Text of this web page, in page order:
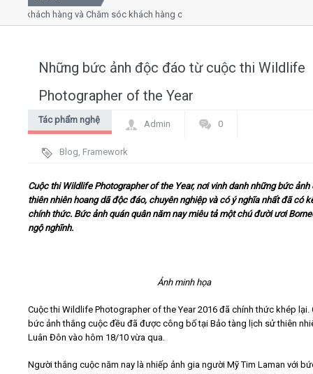
Close
Home
Video
Kiến thức
Tìm kiếm
hàng và Chăm sóc khách hàng chuyên nghiệp
Những bức ảnh độc đáo từ cuộc thi Wildlife
Photographer of the Year
Tác phẩm nghệ
Admin 0
Blog, Framework
Cuộc thi Wildlife Photographer of the Year, nơi vinh danh những bức ảnh
thiên nhiên hoang dã độc đáo, chuyên nghiệp và có ý nghĩa nhất đã có
chính thức. Bức ảnh quán quân năm nay miêu tả một chú đười ươi
ngộ nghĩnh.
Ảnh minh họa
Cuộc thi Wildlife Photographer of the Year 2016 đã chính thức khép lại.
bức ảnh thắng cuộc đều đã được công bố tại Bảo tàng lịch sử thiên
Luân Đôn vào hôm 18/10 vừa qua.
Người thắng cuộc năm nay là nhiếp ảnh gia người Mỹ Tim Laman với